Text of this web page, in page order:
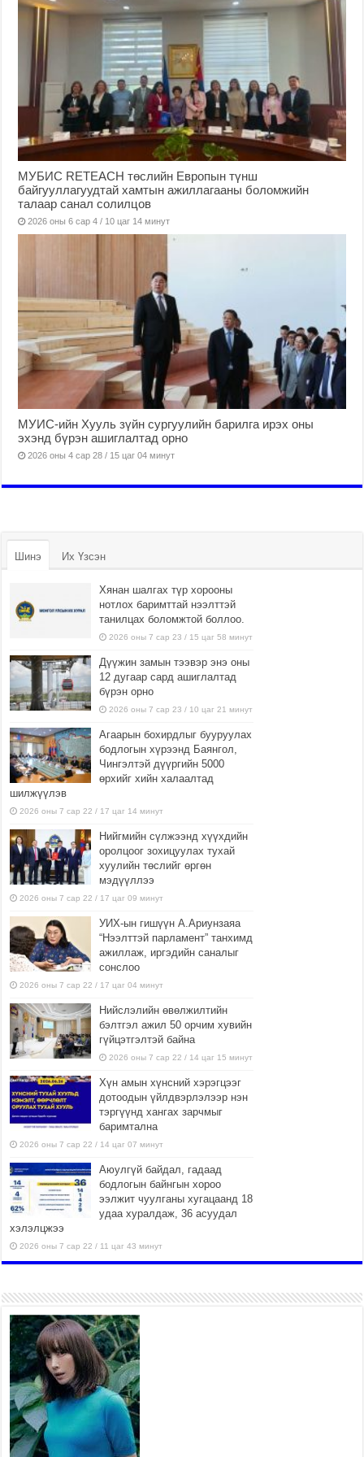
МУБИС RETEACH төслийн Европын түнш
байгууллагуудтай хамтын ажиллагааны боломжийн
талаар санал солилцов
2026 оны 6 сар 4 / 10 цаг 14 минут
МУИС-ийн Хууль зүйн сургуулийн барилга ирэх оны
эхэнд бүрэн ашиглалтад орно
2026 оны 4 сар 28 / 15 цаг 04 минут
Шинэ Их Үзсэн
Хянан шалгах түр хорооны
нотлох баримттай нээлттэй
танилцах боломжтой боллоо.
2026 оны 7 сар 23 / 15 цаг 58 минут
Дүүжин замын тээвэр энэ оны
12 дугаар сард ашиглалтад
бүрэн орно
2026 оны 7 сар 23 / 10 цаг 21 минут
Агаарын бохирдлыг бууруулах
бодлогын хүрээнд Баянгол,
Чингэлтэй дүүргийн 5000
өрхийг хийн халаалтад
шилжүүлэв
2026 оны 7 сар 22 / 17 цаг 14 минут
Нийгмийн сүлжээнд хүүхдийн
оролцоог зохицуулах тухай
хуулийн төслийг өргөн
мэдүүллээ
2026 оны 7 сар 22 / 17 цаг 09 минут
УИХ-ын гишүүн А.Ариунзаяа
“Нээлттэй парламент” танхимд
ажиллаж, иргэдийн саналыг
сонслоо
2026 оны 7 сар 22 / 17 цаг 04 минут
Нийслэлийн өвөлжилтийн
бэлтгэл ажил 50 орчим хувийн
гүйцэтгэлтэй байна
2026 оны 7 сар 22 / 14 цаг 15 минут
Хүн амын хүнсний хэрэгцээг
дотоодын үйлдвэрлэлээр нэн
тэргүүнд хангах зарчмыг
баримтална
2026 оны 7 сар 22 / 14 цаг 07 минут
Аюулгүй байдал, гадаад
бодлогын байнгын хороо
ээлжит чуулганы хугацаанд 18
удаа хуралдаж, 36 асуудал
хэлэлцжээ
2026 оны 7 сар 22 / 11 цаг 43 минут
боломжтой-Хүүхэд хөгжүүлэх
төв” байгуулах төсөлд төр,
хувийн хэвшлийн түншлэлийн хүрээнд хамтран
ажиллахыг урьж байна
2026 оны 7 сар 22 / 9 цаг 28 минут
Б.Пүрэвдагва: “Урт цагаан”-ыг залуучууд чөлөөт
цагаа өнгөрүүлдэг, жуулчид зорьж ирдэг цэг
болгоно
2026 оны 7 сар 21 / 16 цаг 47 минут